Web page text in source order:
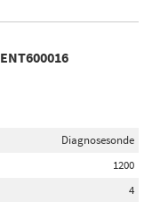
Diagnosesonde
1200
4